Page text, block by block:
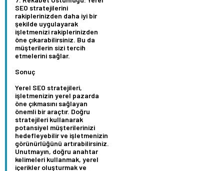
SEO stratejilerini
rakiplerinizden daha iyi bir
şekilde uygulayarak
işletmenizi rakiplerinizden
öne çıkarabilirsiniz. Bu da
müşterilerin sizi tercih
etmelerini sağlar.
Sonuç
Yerel SEO stratejileri,
işletmenizin yerel pazarda
öne çıkmasını sağlayan
önemli bir araçtır. Doğru
stratejileri kullanarak
potansiyel müşterilerinizi
hedefleyebilir ve işletmenizin
görünürlüğünü artırabilirsiniz.
Unutmayın, doğru anahtar
kelimeleri kullanmak, yerel
içerikler oluşturmak ve